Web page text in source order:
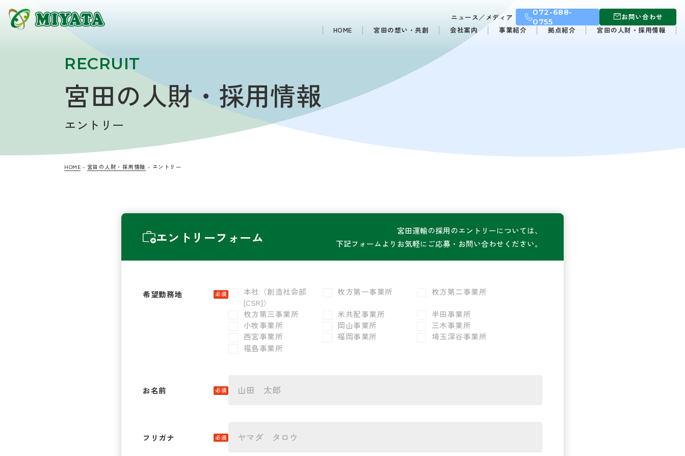
ニュース／メディア
072-688-
0755
お問い合わせ
HOME
宮田の想い・共創 会社案内 事業紹介 拠点紹介 宮田の人財・採用情報
RECRUIT
宮田の人財・採用情報
エントリー
HOME 宮田の人財・採用情報 エントリー
エントリーフォーム
宮田運輸の採用のエントリーについては、
下記フォームよりお気軽にご応募・お問い合わせください。
希望勤務地 必須
本社（創造社会部
[CSR]）
枚方第一事業所 枚方第二事業所
枚方第三事業所 米共配事業所
半田事業所
小牧事業所
岡山事業所
三木事業所
西宮事業所
福岡事業所
埼玉深谷事業所
福島事業所
お名前 必須
フリガナ 必須